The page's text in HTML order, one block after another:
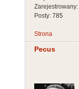
Zarejestrowany:
Posty: 785
Strona
Pecus